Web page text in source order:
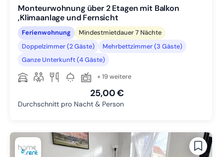
Monteurwohnung über 2 Etagen mit Balkon
,Klimaanlage und Fernsicht
Ferienwohnung
Mindestmietdauer 7 Nächte
Doppelzimmer (2 Gäste)
Mehrbettzimmer (3 Gäste)
Ganze Unterkunft (4 Gäste)
+ 19 weitere
25,00 €
Durchschnitt pro Nacht & Person